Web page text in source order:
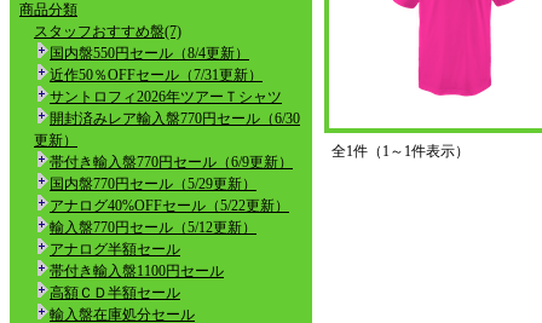
商品分類
スタッフおすすめ盤(7)
国内盤550円セール（8/4更新）
近作50％OFFセール（7/31更新）
サントロフィ2026年ツアーＴシャツ
開封済みレア輸入盤770円セール（6/30
更新）
帯付き輸入盤770円セール（6/9更新）
国内盤770円セール（5/29更新）
アナログ40%OFFセール（5/22更新）
輸入盤770円セール（5/12更新）
アナログ半額セール
帯付き輸入盤1100円セール
高額ＣＤ半額セール
輸入盤在庫処分セール
全1件（1～1件表示）